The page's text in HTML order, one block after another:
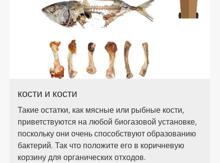
кости и кости
Такие остатки, как мясные или рыбные кости,
приветствуются на любой биогазовой установке,
поскольку они очень способствуют образованию
бактерий. Так что положите его в коричневую
корзину для органических отходов.